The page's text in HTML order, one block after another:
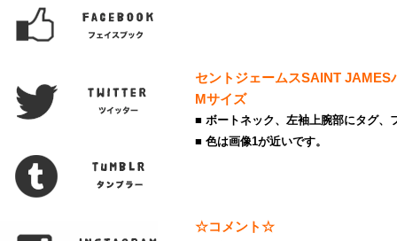
セントジェームスSAINT
Mサイズ
■ ボートネック、左袖上腕部にタグ、
■ 色は画像1が近いです。
☆コメント☆